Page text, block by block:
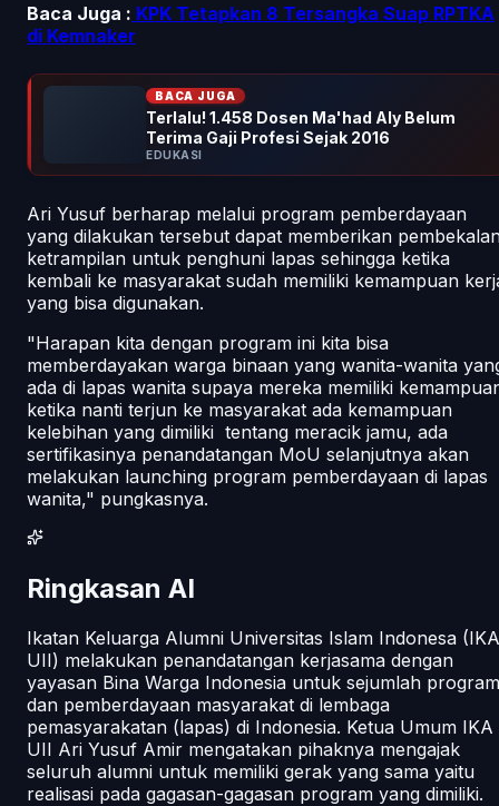
Baca Juga : KPK Tetapkan 8 Tersangka Suap RPTKA
di Kemnaker
BACA JUGA
Terlalu! 1.458 Dosen Ma'had Aly Belum
Terima Gaji Profesi Sejak 2016
EDUKASI
Ari Yusuf berharap melalui program pemberdayaan
yang dilakukan tersebut dapat memberikan
ketrampilan untuk penghuni lapas sehingga ketika
kembali ke masyarakat sudah memiliki kemampuan
yang bisa digunakan.
"Harapan kita dengan program ini kita bisa
memberdayakan warga binaan yang wanita-wanita
ada di lapas wanita supaya mereka memiliki
ketika nanti terjun ke masyarakat ada kemampuan
kelebihan yang dimiliki tentang meracik jamu, ada
sertifikasinya penandatangan MoU selanjutnya akan
melakukan launching program pemberdayaan di lapas
wanita," pungkasnya.
Ringkasan AI
Ikatan Keluarga Alumni Universitas Islam Indonesa (IKA
UII) melakukan penandatangan kerjasama dengan
yayasan Bina Warga Indonesia untuk sejumlah program
dan pemberdayaan masyarakat di lembaga
pemasyarakatan (lapas) di Indonesia. Ketua Umum IKA
UII Ari Yusuf Amir mengatakan pihaknya mengajak
seluruh alumni untuk memiliki gerak yang sama yaitu
realisasi pada gagasan-gagasan program yang dimiliki.